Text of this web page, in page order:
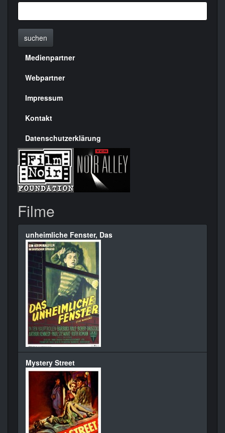
suchen
Menülinks
rechte
Seite
Medienpartner
Webpartner
Impressum
Kontakt
Datenschutzerklärung
Filme
unheimliche Fenster, Das
Mystery Street